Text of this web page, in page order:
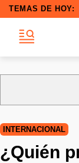
TEMAS DE HOY:
INTERNACIONAL
¿Quién